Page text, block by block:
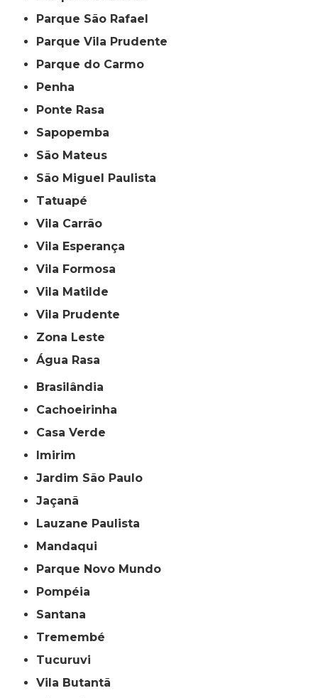
Parque São Rafael
Parque Vila Prudente
Parque do Carmo
Penha
Ponte Rasa
Sapopemba
São Mateus
São Miguel Paulista
Tatuapé
Vila Carrão
Vila Esperança
Vila Formosa
Vila Matilde
Vila Prudente
Zona Leste
Água Rasa
Brasilândia
Cachoeirinha
Casa Verde
Imirim
Jardim São Paulo
Jaçanã
Lauzane Paulista
Mandaqui
Parque Novo Mundo
Pompéia
Santana
Tremembé
Tucuruvi
Vila Butantã